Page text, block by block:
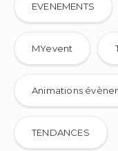
EVENEMENTS
MYevent
Animations
TENDANCES